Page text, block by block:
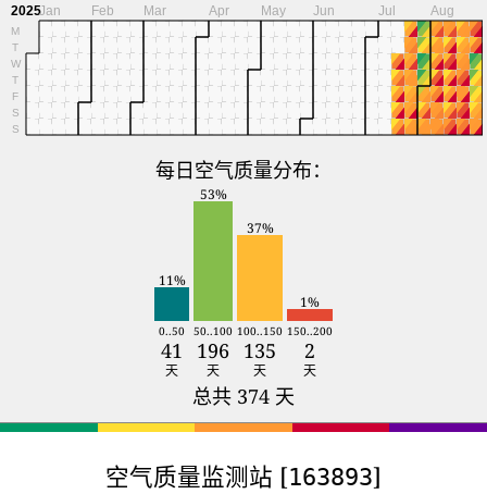
2025
M
T
W
T
F
S
S
Jan Feb Mar Apr May Jun Jul Aug
每日空气质量分布：
11%
53%
37%
1%
0..50 50..100 100..150 150..200
41 196 135 2
天 天 天 天
总共 374 天
空气质量监测站 [163893]